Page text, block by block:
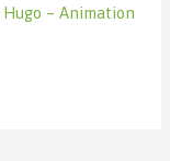
Hugo – Animation